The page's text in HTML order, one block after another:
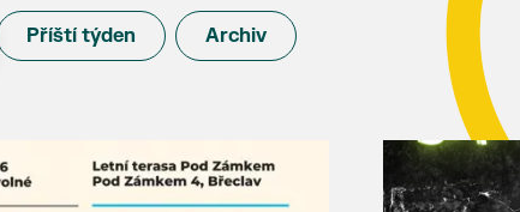
Příští týden Archiv